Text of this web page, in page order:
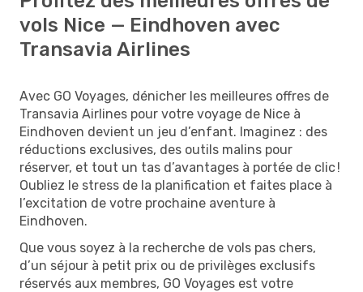
vols Nice — Eindhoven avec
Transavia Airlines
Avec GO Voyages, dénicher les meilleures offres de
Transavia Airlines pour votre voyage de Nice à
Eindhoven devient un jeu d’enfant. Imaginez : des
réductions exclusives, des outils malins pour
réserver, et tout un tas d’avantages à portée de clic !
Oubliez le stress de la planification et faites place à
l’excitation de votre prochaine aventure à
Eindhoven.
Que vous soyez à la recherche de vols pas chers,
d’un séjour à petit prix ou de privilèges exclusifs
réservés aux membres, GO Voyages est votre